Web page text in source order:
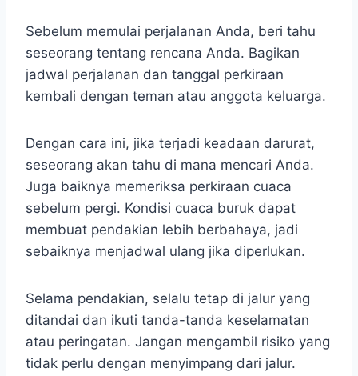
Sebelum memulai perjalanan Anda, beri tahu
seseorang tentang rencana Anda. Bagikan
jadwal perjalanan dan tanggal perkiraan
kembali dengan teman atau anggota keluarga.
Dengan cara ini, jika terjadi keadaan darurat,
seseorang akan tahu di mana mencari Anda.
Juga baiknya memeriksa perkiraan cuaca
sebelum pergi. Kondisi cuaca buruk dapat
membuat pendakian lebih berbahaya, jadi
sebaiknya menjadwal ulang jika diperlukan.
Selama pendakian, selalu tetap di jalur yang
ditandai dan ikuti tanda-tanda keselamatan
atau peringatan. Jangan mengambil risiko yang
tidak perlu dengan menyimpang dari jalur.